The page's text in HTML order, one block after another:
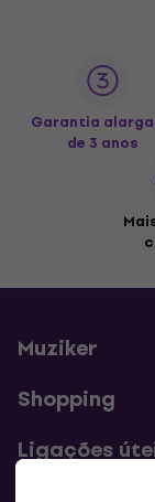
Garantia
de 3 anos
Muziker
Shopping
Ligações